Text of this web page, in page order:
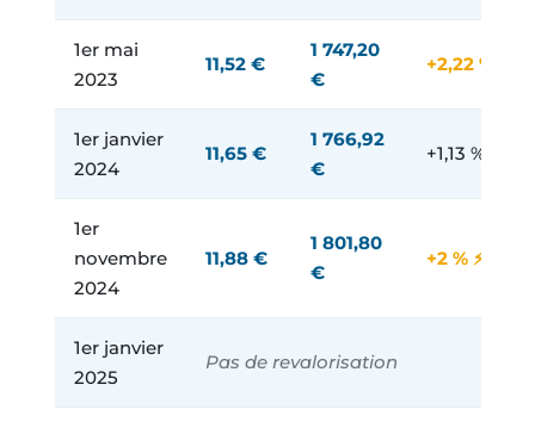
1er mai
2023
11,52 €
1 747,20
€
+2,22 % ⚡
1er janvier
2024
11,65 €
1 766,92
€
+1,13 %
1er
novembre
2024
11,88 €
1 801,80
€
+2 % ⚡
1er janvier
2025
Pas de revalorisation